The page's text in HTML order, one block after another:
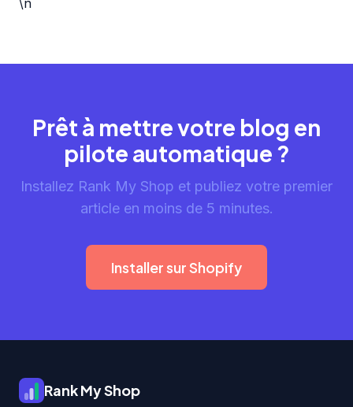
Prêt à mettre votre blog en
pilote automatique ?
Installez Rank My Shop et publiez votre premier
article en moins de 5 minutes.
Installer sur Shopify
Rank My Shop